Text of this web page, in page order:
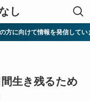
し
情報を発信しています。
生き残るため